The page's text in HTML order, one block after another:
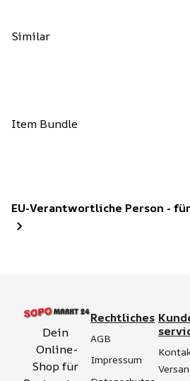
Similar
Item Bundle
EU-Verantwortliche Person -
Dein
Online-
Shop für
Rechtliches
AGB
Impressum